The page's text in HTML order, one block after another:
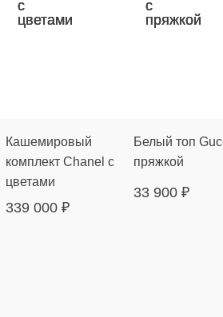
Кашемировый
комплект Chanel с
цветами
339 000 ₽
Белый топ
пряжкой
33 900 ₽